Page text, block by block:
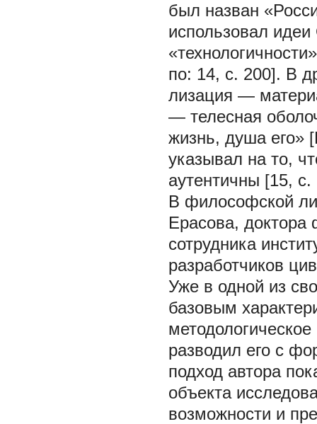
был назван
использовал
по: 14, с. 200]. В
лизация —
— телесная
жизнь, душа его»
указывал на то,
аутентичны [15, с.
В философской
Ерасова, доктора
сотрудника
разработчиков
Уже в одной из
базовым
разводил его с
подход автора
объекта
возможности и